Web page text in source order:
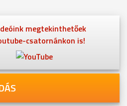
megtekinthetőek
csatornánkon is!